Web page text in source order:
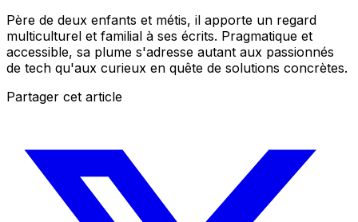
Père de deux enfants et métis, il apporte un regard
multiculturel et familial à ses écrits. Pragmatique et
accessible, sa plume s'adresse autant aux passionnés
de tech qu'aux curieux en quête de solutions concrètes.
Partager cet article